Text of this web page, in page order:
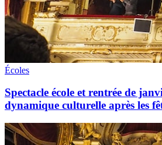
Écoles
Spectacle école et rentrée de
dynamique culturelle après les